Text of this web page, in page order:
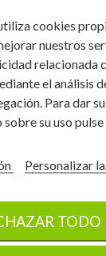
Rosal
cookies
nuestros
relacionada
el análisis
Para dar su
su uso
Personalizar
TODO